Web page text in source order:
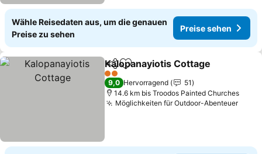
Wähle Reisedaten aus, um die genauen
Preise zu sehen
Preise sehen
TeilenZu Favoriten hinzufügen
Kalopanayiotis Cottage
2 Sterne
9,0 Hervorragend
51
14.6 km bis Troodos Painted Churches
Möglichkeiten für Outdoor-Abenteuer